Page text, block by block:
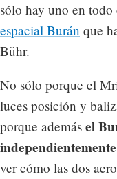
sólo hay uno en
espacial Burán que
Bühr.
No sólo porque el
luces posición y
porque además el
independientemente
ver cómo las dos